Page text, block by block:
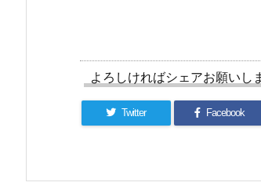
よろしければシェアお願いし
Twitter Facebook